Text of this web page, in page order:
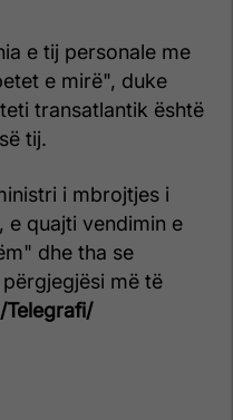
e tij personale me
e mirë", duke
transatlantik është
tij.
i mbrojtjes i
e quajti vendimin e
dhe tha se
më të
/Telegrafi/